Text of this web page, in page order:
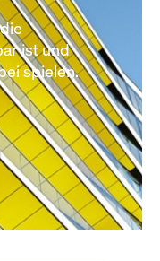
ist und
spielen.